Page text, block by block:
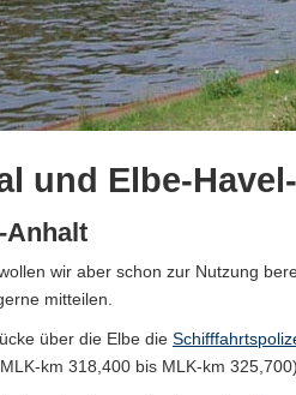
und Elbe-
Anhalt
wir aber schon zur Nutzung
mitteilen.
über die Elbe die
km 318,400 bis MLK-km 325,700).